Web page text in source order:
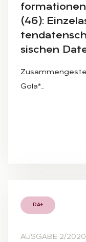
(46):
si­schen
Gola*…
DA+
AUSGABE 2/2020